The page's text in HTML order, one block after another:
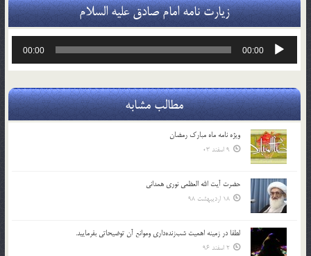
زیارت نامه امام صادق علیه السلام
پخش‌کننده
00:00
00:00
مطالب مشابه
ویژه نامه ماه مبارک رمضان
9 اسفند 03
حضرت آیت الله العظمی نوری همدانی
18 اردیبهشت 98
لطفا در زمينه اهميت شب‌زنده‌داري وموانع آن توضيحاتي بفرماييد.
2 اسفند 96